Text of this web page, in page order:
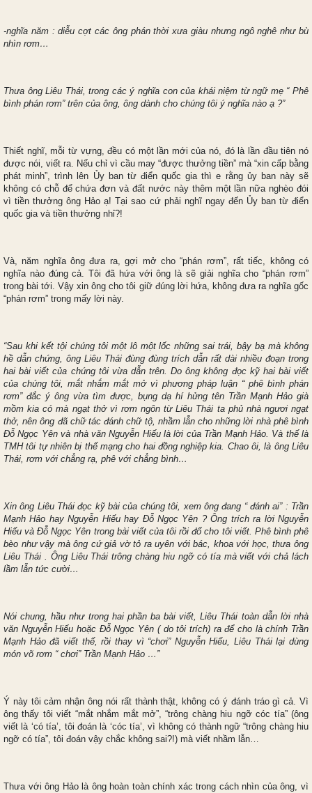
-nghĩa năm : diễu cợt các ông phán thời xưa giàu nhưng ngô nghê như bù
nhìn rơm…
Thưa ông Liêu Thái, trong các ý nghĩa con của khái niệm từ ngữ mẹ “ Phê
bình phán rơm” trên của ông, ông dành cho chúng tôi ý nghĩa nào ạ ?”
Thiết nghĩ, mỗi từ vựng, đều có một lần mới của nó, đó là lần đầu tiên nó
được nói, viết ra. Nếu chỉ vì cầu may “được thưởng tiền” mà “xin cấp bằng
phát minh”, trình lên Ủy ban từ điển quốc gia thì e rằng ủy ban này sẽ
không có chỗ để chứa đơn và đất nước này thêm một lần nữa nghèo đói
vì tiền thưởng ông Hảo ạ! Tại sao cứ phải nghĩ ngay đến Ủy ban từ điển
quốc gia và tiền thưởng nhỉ?!
Và, năm nghĩa ông đưa ra, gợi mở cho “phán rơm”, rất tiếc, không có
nghĩa nào đúng cả. Tôi đã hứa với ông là sẽ giải nghĩa cho “phán rơm”
trong bài tới. Vậy xin ông cho tôi giữ đúng lời hứa, không đưa ra nghĩa gốc
“phán rơm” trong mấy lời này.
“Sau khi kết tội chúng tôi một lô một lốc những sai trái, bậy bạ mà không
hề dẫn chứng, ông Liêu Thái đùng đùng trích dẫn rất dài nhiều đoạn trong
hai bài viết của chúng tôi vừa dẫn trên. Do ông không đọc kỹ hai bài viết
của chúng tôi, mắt nhắm mắt mở vì phương pháp luận “ phê bình phán
rơm” đắc ý ông vừa tìm được, bụng dạ hí hửng tên Trần Mạnh Hảo già
mồm kia có mà ngạt thở vì rơm ngôn từ Liêu Thái ta phủ nhà ngươi ngạt
thở, nên ông đã chữ tác đánh chữ tộ, nhầm lẫn cho những lời nhà phê bình
Đỗ Ngọc Yên và nhà văn Nguyễn Hiếu là lời của Trần Mạnh Hảo. Và thế là
TMH tôi tự nhiên bị thế mạng cho hai đồng nghiệp kia. Chao ôi, là ông Liêu
Thái, rơm với chẳng rạ, phê với chẳng bình…
Xin ông Liêu Thái đọc kỹ bài của chúng tôi, xem ông đang “ đánh ai” : Trần
Mạnh Hảo hay Nguyễn Hiếu hay Đỗ Ngọc Yên ? Ông trích ra lời Nguyễn
Hiếu và Đỗ Ngọc Yên trong bài viết của tôi rồi đổ cho tôi viết. Phê bình phê
bèo như vậy mà ông cứ giả vờ tỏ ra uyên với bác, khoa với học, thưa ông
Liêu Thái . Ông Liêu Thái trông chàng hiu ngỡ có tía mà viết với chả lách
lầm lẫn tức cười…
Nói chung, hầu như trong hai phần ba bài viết, Liêu Thái toàn dẫn lời nhà
văn Nguyễn Hiếu hoặc Đỗ Ngọc Yên ( do tôi trích) ra để cho là chính Trần
Mạnh Hảo đã viết thế, rồi thay vì “chơi” Nguyễn Hiếu, Liêu Thái lại dùng
món võ rơm “ chơi” Trần Mạnh Hảo …”
Ý này tôi cảm nhận ông nói rất thành thật, không có ý đánh tráo gì cả. Vì
ông thấy tôi viết “mắt nhắm mắt mở”, “trông chàng hiu ngỡ cóc tía” (ông
viết là ‘có tía’, tôi đoán là ‘cóc tía’, vì không có thành ngữ “trông chàng hiu
ngỡ có tía”, tôi đoán vậy chắc không sai?!) mà viết nhầm lẫn…
Thưa với ông Hảo là ông hoàn toàn chính xác trong cách nhìn của ông, vì